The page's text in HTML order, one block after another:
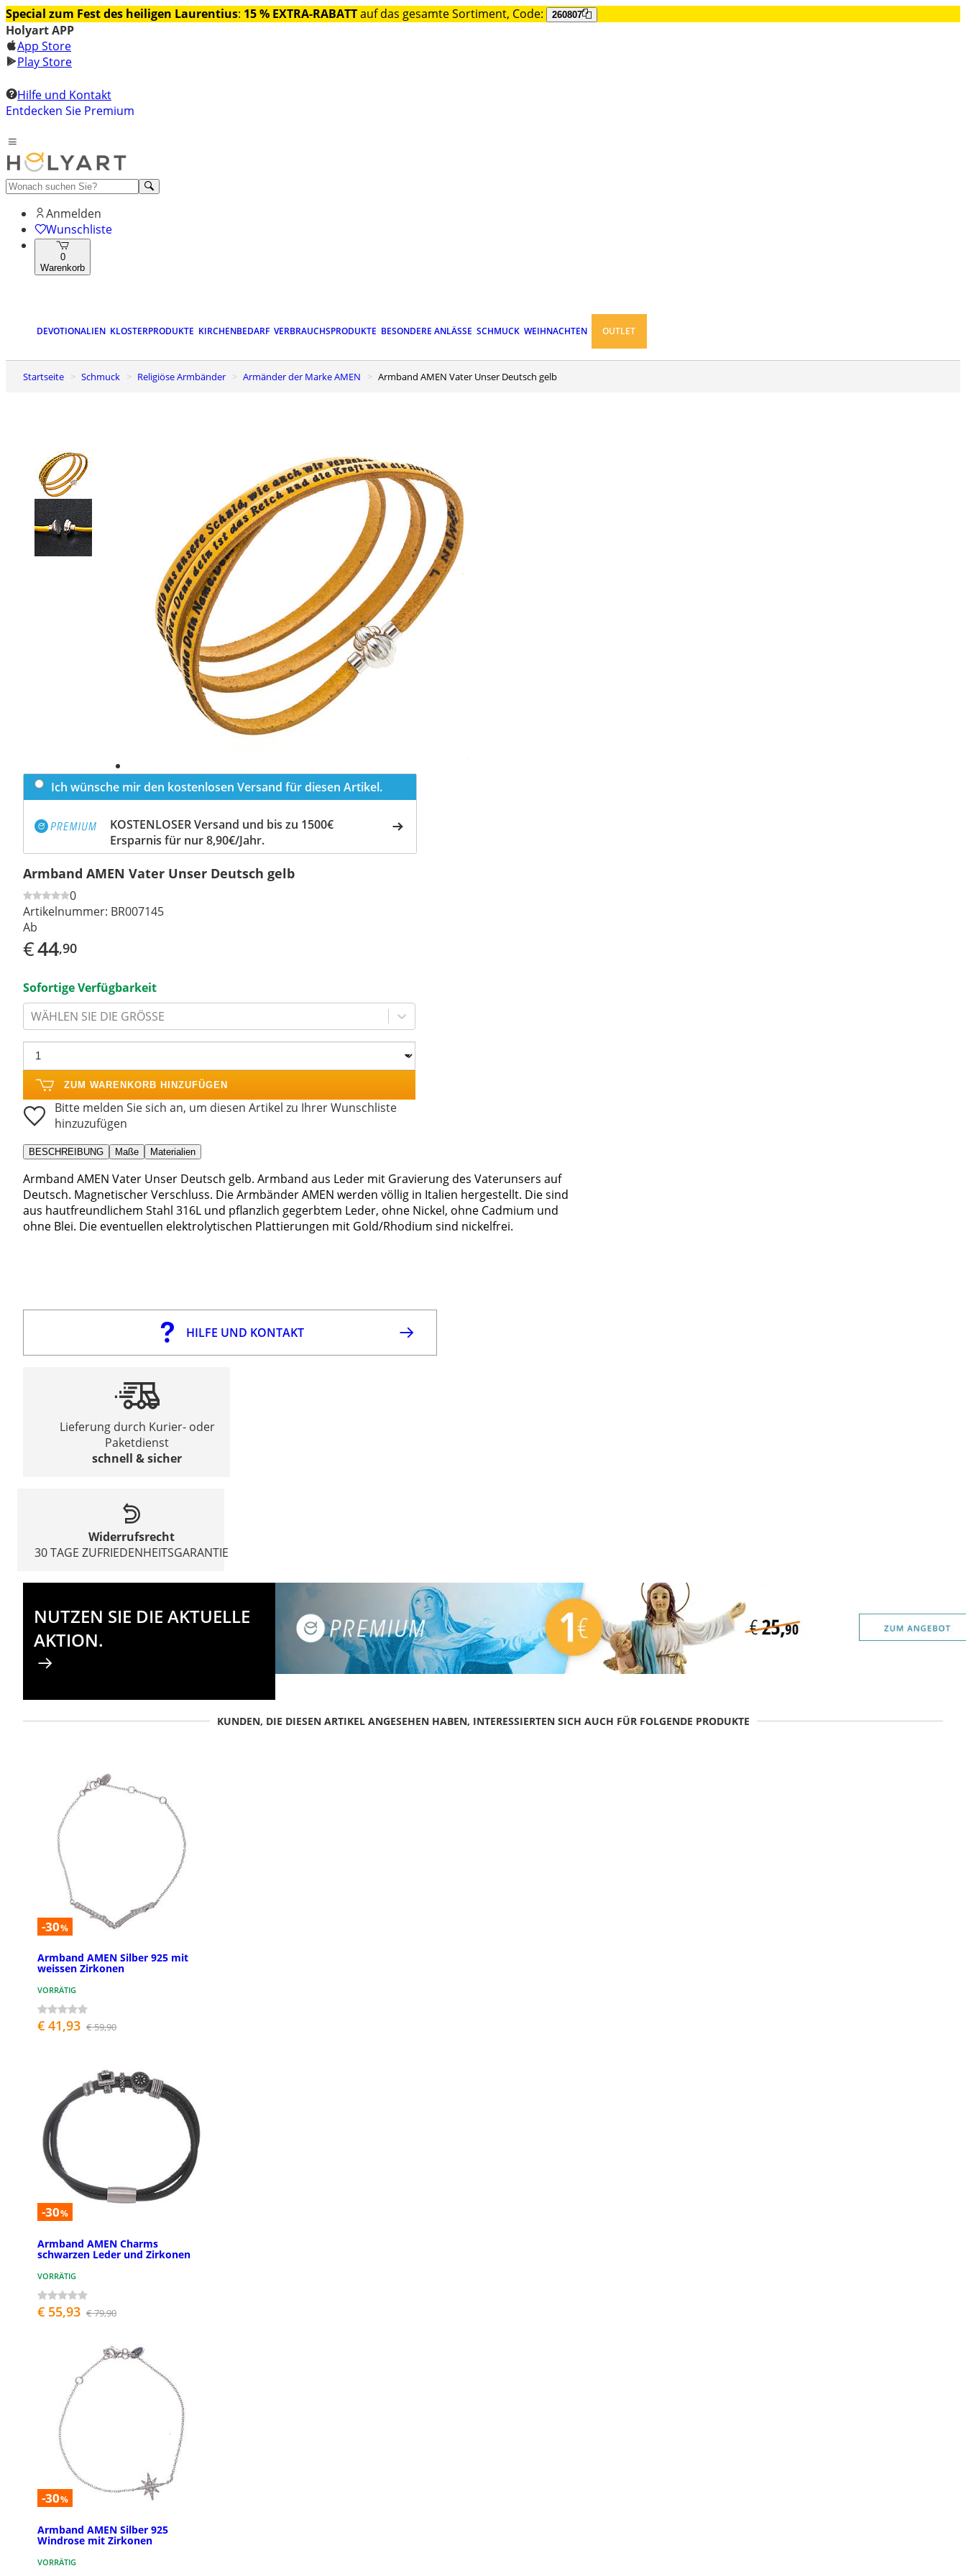
Special zum Fest des heiligen Laurentius: 15 % EXTRA-RABATTauf das gesamte Sortiment, Code: 260807
Holyart APP
App Store
Play Store
Hilfe und Kontakt
Entdecken Sie Premium
Anmelden
Wunschliste
0
Warenkorb
DEVOTIONALIEN KLOSTERPRODUKTE KIRCHENBEDARF VERBRAUCHSPRODUKTE BESONDERE ANLÄSSE SCHMUCK WEIHNACHTEN OUTLET
Startseite Schmuck Religiöse Armbänder Armänder der Marke AMEN Armband AMEN Vater Unser Deutsch gelb
Ich wünsche mir den kostenlosen Versand für diesen Artikel.
KOSTENLOSER Versand und bis zu 1500€
Ersparnis für nur 8,90€/Jahr.
Armband AMEN Vater Unser Deutsch gelb
0
Artikelnummer: BR007145
Ab
€44,90
Sofortige Verfügbarkeit
WÄHLEN SIE DIE GRÖSSE
ZUM WARENKORB HINZUFÜGEN
Bitte melden Sie sich an, um diesen Artikel zu Ihrer Wunschliste
hinzuzufügen
BESCHREIBUNG Maße Materialien
Armband AMEN Vater Unser Deutsch gelb. Armband aus Leder mit Gravierung des Vaterunsers auf
Deutsch. Magnetischer Verschluss. Die Armbänder AMEN werden völlig in Italien hergestellt. Die sind
aus hautfreundlichem Stahl 316L und pflanzlich gegerbtem Leder, ohne Nickel, ohne Cadmium und
ohne Blei. Die eventuellen elektrolytischen Plattierungen mit Gold/Rhodium sind nickelfrei.
HILFE UND KONTAKT
Lieferung durch Kurier- oder
Paketdienst
schnell & sicher
Widerrufsrecht
30 TAGE ZUFRIEDENHEITSGARANTIE
NUTZEN SIE DIE AKTUELLE
AKTION.
KUNDEN, DIE DIESEN ARTIKEL ANGESEHEN HABEN, INTERESSIERTEN SICH AUCH FÜR FOLGENDE PRODUKTE
-30%
Armband AMEN Silber 925 mit
weissen Zirkonen
VORRÄTIG
€ 41,93 € 59,90
-30%
Armband AMEN Charms
schwarzen Leder und Zirkonen
VORRÄTIG
€ 55,93 € 79,90
-30%
Armband AMEN Silber 925
Windrose mit Zirkonen
VORRÄTIG